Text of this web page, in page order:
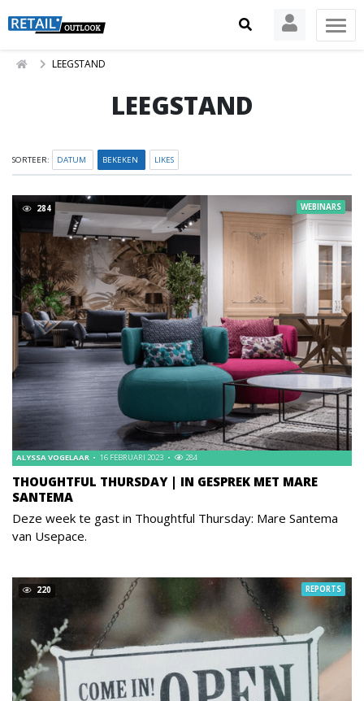
LEEGSTAND
LEEGSTAND
SORTEER: DATUM BEKEKEN LIKES
284
THOUGHTFUL THURSDAY | IN GESPREK MET MARE
SANTEMA
ALYSSA VOGELAAR 16 FEBRUARI 2023 284
WEBINARS
Deze week te gast in Thoughtful Thursday: Mare Santema
van Usepace.
220 REPORTS